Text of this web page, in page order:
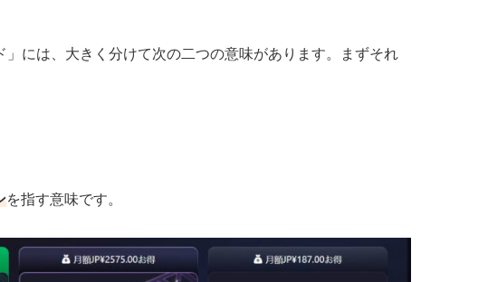
には、大きく分けて次の二つの意味があります。まずそれ
を指す意味です。